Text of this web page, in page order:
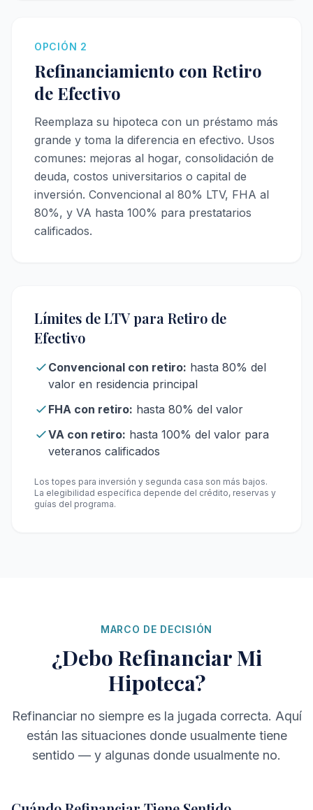
OPCIÓN 2
Refinanciamiento con Retiro
de Efectivo
Reemplaza su hipoteca con un préstamo más
grande y toma la diferencia en efectivo. Usos
comunes: mejoras al hogar, consolidación de
deuda, costos universitarios o capital de
inversión. Convencional al 80% LTV, FHA al
80%, y VA hasta 100% para prestatarios
calificados.
Límites de LTV para Retiro de
Efectivo
Convencional con retiro: hasta 80% del
valor en residencia principal
FHA con retiro: hasta 80% del valor
VA con retiro: hasta 100% del valor para
veteranos calificados
Los topes para inversión y segunda casa son más bajos.
La elegibilidad específica depende del crédito, reservas y
guías del programa.
MARCO DE DECISIÓN
¿Debo Refinanciar Mi
Hipoteca?
Refinanciar no siempre es la jugada correcta. Aquí
están las situaciones donde usualmente tiene
sentido — y algunas donde usualmente no.